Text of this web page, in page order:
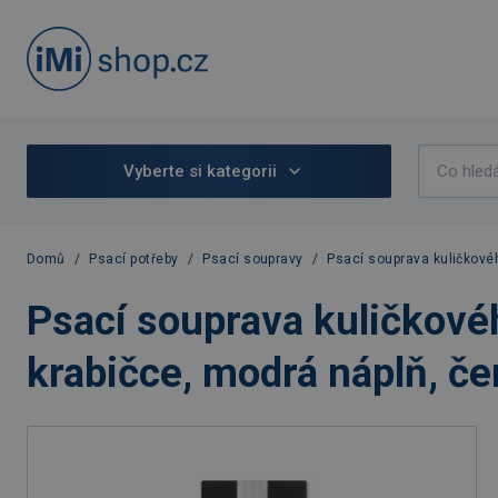
Vyberte si kategorii
Domů / Psací potřeby / Psací soupravy / Psací souprava
Psací souprava
krabičce, modrá náplň,